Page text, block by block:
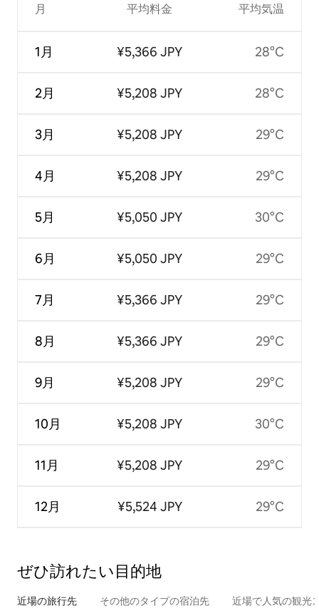
月
1月
2月
3月
4月
5月
6月
7月
8月
9月
10月
11月
12月
平均料金
¥5,366 JPY
¥5,208 JPY
¥5,208 JPY
¥5,208 JPY
¥5,050 JPY
¥5,050 JPY
¥5,366 JPY
¥5,366 JPY
¥5,208 JPY
¥5,208 JPY
¥5,208 JPY
¥5,524 JPY
平均気温
28°C
28°C
29°C
29°C
30°C
29°C
29°C
29°C
29°C
30°C
29°C
29°C
ぜひ訪⁠れ⁠た⁠い目⁠的⁠地
近場の旅行先 その他のタ⁠イ⁠プ⁠の宿⁠泊⁠先 近場で人気の観光